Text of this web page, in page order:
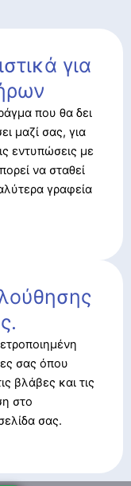
για
που θα δει
μαζί σας, για
εντυπώσεις με
να σταθεί
γραφεία
σας όπου
βλάβες και τις
στο
σας.